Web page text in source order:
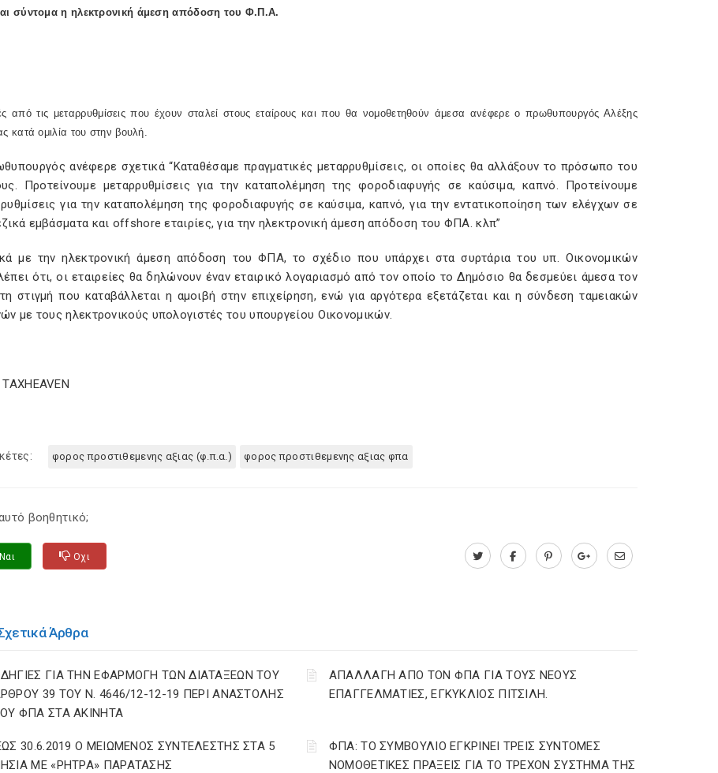
σύντομα η ηλεκτρονική άμεση απόδοση του Φ.Π.Α.
από τις μεταρρυθμίσεις που έχουν σταλεί στους εταίρους και που θα νομοθετηθούν άμεσα ανέφερε ο πρωθυπουργός Αλέξης
κατά ομιλία του στην βουλή.
ανέφερε σχετικά “Καταθέσαμε πραγματικές μεταρρυθμίσεις, οι οποίες θα αλλάξουν το πρόσωπο του
Προτείνουμε μεταρρυθμίσεις για την καταπολέμηση της φοροδιαφυγής σε καύσιμα, καπνό. Προτείνουμε
για την καταπολέμηση της φοροδιαφυγής σε καύσιμα, καπνό, για την εντατικοποίηση των ελέγχων σε
εμβάσματα και offshore εταιρίες, για την ηλεκτρονική άμεση απόδοση του ΦΠΑ. κλπ”
με την ηλεκτρονική άμεση απόδοση του ΦΠΑ, το σχέδιο που υπάρχει στα συρτάρια του υπ. Οικονομικών
ότι, οι εταιρείες θα δηλώνουν έναν εταιρικό λογαριασμό από τον οποίο το Δημόσιο θα δεσμεύει άμεσα τον
στιγμή που καταβάλλεται η αμοιβή στην επιχείρηση, ενώ για αργότερα εξετάζεται και η σύνδεση ταμειακών
με τους ηλεκτρονικούς υπολογιστές του υπουργείου Οικονομικών.
φορος προστιθεμενης αξιας (φ.π.α.) φορος προστιθεμενης αξιας φπα
βοηθητικό;
Ναι Οχι
Άρθρα
ΓΙΑ ΤΗΝ ΕΦΑΡΜΟΓΗ ΤΩΝ ΔΙΑΤΑΞΕΩΝ ΤΟΥ
39 ΤΟΥ Ν. 4646/12-12-19 ΠΕΡΙ ΑΝΑΣΤΟΛΗΣ
ΦΠΑ ΣΤΑ ΑΚΙΝΗΤΑ
ΑΠΑΛΛΑΓΗ ΑΠΟ ΤΟΝ ΦΠΑ ΓΙΑ ΤΟΥΣ ΝΕΟΥΣ
ΕΠΑΓΓΕΛΜΑΤΙΕΣ, ΕΓΚΥΚΛΙΟΣ ΠΙΤΣΙΛΗ.
30.6.2019 Ο ΜΕΙΩΜΕΝΟΣ ΣΥΝΤΕΛΕΣΤΗΣ ΣΤΑ 5
ΜΕ «ΡΗΤΡΑ» ΠΑΡΑΤΑΣΗΣ
ΦΠΑ: ΤΟ ΣΥΜΒΟΥΛΙΟ ΕΓΚΡΙΝΕΙ ΤΡΕΙΣ ΣΥΝΤΟΜΕΣ
ΝΟΜΟΘΕΤΙΚΕΣ ΠΡΑΞΕΙΣ ΓΙΑ ΤΟ ΤΡΕΧΟΝ ΣΥΣΤΗΜΑ ΤΗΣ